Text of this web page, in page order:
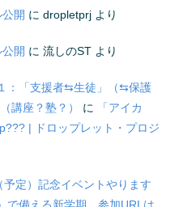
開 に dropletprj より
開 に 流しのST より
：「支援者⇆生徒」（⇆保護
講座？塾？）
に
「アイカ
| ドロップレット・プロジ
予定）記念イベントやります